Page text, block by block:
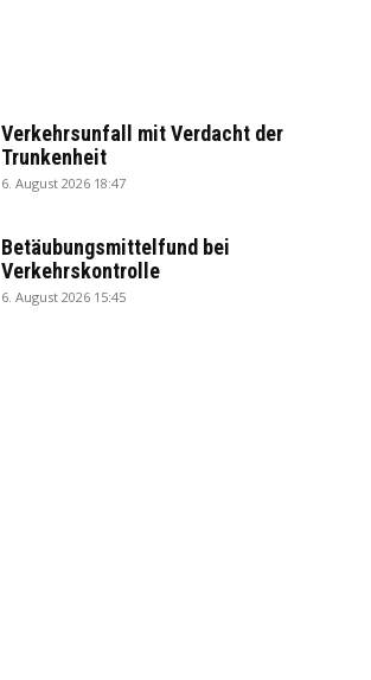
Verkehrsunfall mit Verdacht der
Trunkenheit
6. August 2026 18:47
Betäubungsmittelfund bei
Verkehrskontrolle
6. August 2026 15:45